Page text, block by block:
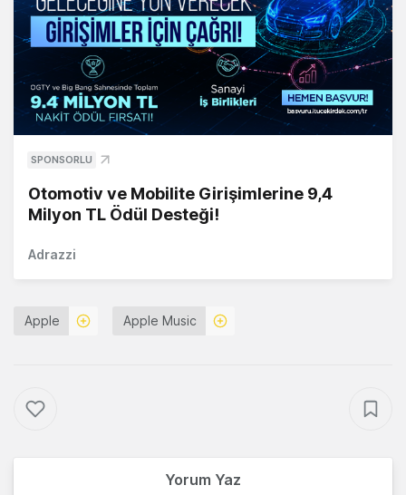
SPONSORLU
Otomotiv ve Mobilite Girişimlerine 9,4
Milyon TL Ödül Desteği!
Adrazzi
Apple Apple Music
Yorum Yaz